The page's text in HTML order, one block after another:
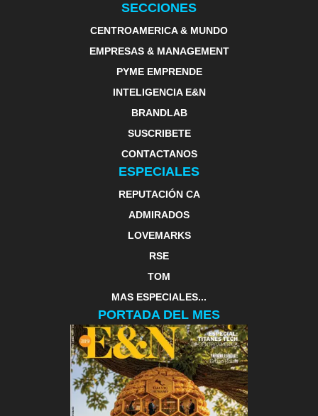
SECCIONES
CENTROAMERICA & MUNDO
EMPRESAS & MANAGEMENT
PYME EMPRENDE
INTELIGENCIA E&N
BRANDLAB
SUSCRIBETE
CONTACTANOS
ESPECIALES
REPUTACIÓN CA
ADMIRADOS
LOVEMARKS
RSE
TOM
MAS ESPECIALES...
PORTADA DEL MES